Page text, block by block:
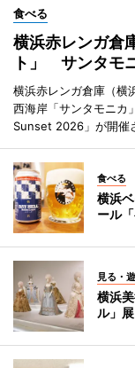
食べる
横浜赤レンガ倉
ト」 サンタモ
横浜赤レンガ倉庫（横
西海岸「サンタモニカ
Sunset 2026」が開催
食べる
横浜
ール
見る・
横浜
ル」